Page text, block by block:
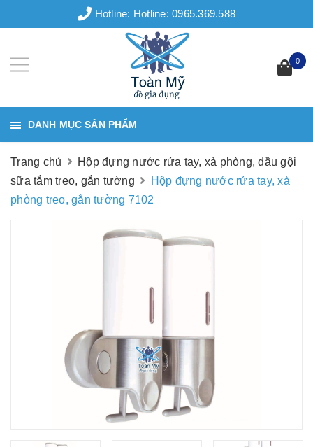
Hotline: Hotline: 0965.369.588
0
DANH MỤC SẢN PHẨM
Trang chủ
Hộp đựng nước rửa tay, xà phòng, dầu gội
sữa tắm treo, gắn tường
Hộp đựng nước rửa tay, xà
phòng treo, gắn tường 7102